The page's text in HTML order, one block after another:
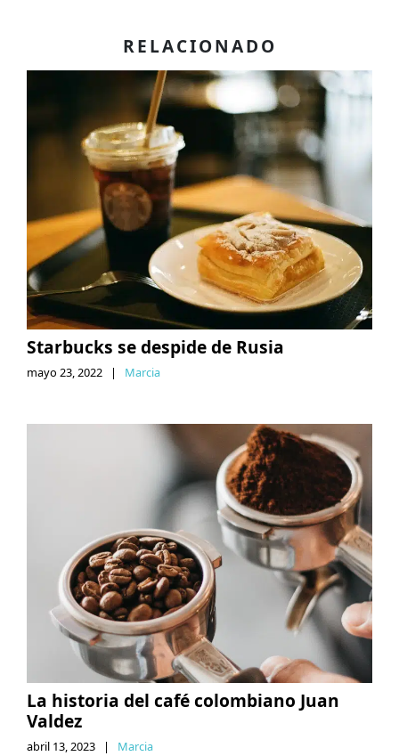
RELACIONADO
Starbucks se despide de Rusia
mayo 23, 2022 | Marcia
La historia del café colombiano Juan
Valdez
abril 13, 2023 | Marcia